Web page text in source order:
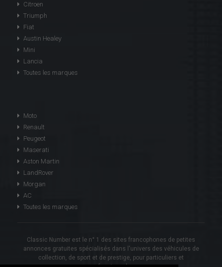
Citroen
Triumph
Fiat
Austin Healey
Mini
Lancia
Toutes les marques
Moto
Renault
Peugeot
Maserati
Aston Martin
LandRover
Morgan
AC
Toutes les marques
Classic Number est le n° 1 des sites francophones de petites
annonces gratuites spécialisés dans l'univers des véhicules de
collection, de sport et de prestige, pour particuliers et